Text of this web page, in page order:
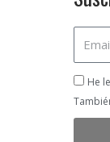
He
leído
y
He